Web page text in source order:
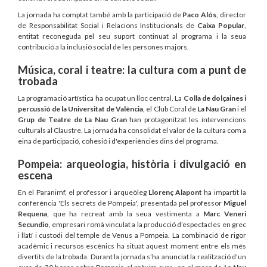
La jornada ha comptat també amb la participació de Paco Alós , director
de Responsabilitat Social i Relacions Institucionals de Caixa Popular
entitat reconeguda pel seu suport continuat al programa i la seua
contribució a la inclusió social de les persones majors.
Música, coral i teatre: la cultura com a punt de
trobada
La programació artística ha ocupat un lloc central. La Colla de dolçaines i
percussió de la Universitat de València , el Club Coral de La Nau Grani el
Grup de Teatre de La Nau Granhan protagonitzat les intervencions
culturals al Claustre. La jornada ha consolidat el valor de la cultura com a
eina de participació, cohesió i d'experiències dins del programa.
Pompeia: arqueologia, història i divulgació en
escena
En el Paranimf, el professor i arqueòleg Llorenç Alapont ha impartit la
conferència 'Els secrets de Pompeia', presentada pel professor Miguel
Requena , que ha recreat amb la seua vestimenta a Marc Veneri
Secundio , empresari romà vinculat a la producció d’espectacles en grec
i llatí i custodi del temple de Venus a Pompeia. La combinació de rigor
acadèmic i recursos escènics ha situat aquest moment entre els més
divertits de la trobada. Durant la jornada s’ha anunciat la realització d’un